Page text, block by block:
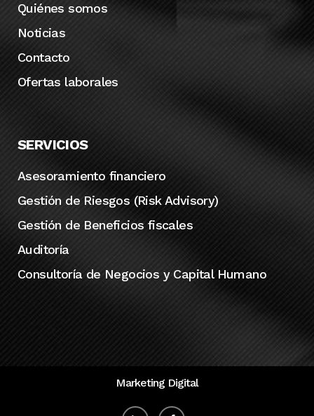
Quiénes somos
Noticias
Contacto
Ofertas laborales
SERVICIOS
Asesoramiento financiero
Gestión de Riesgos (Risk Advisory)
Gestión de Beneficios fiscales
Auditoría
Consultoría de Negocios y Capital Humano
Marketing Digital